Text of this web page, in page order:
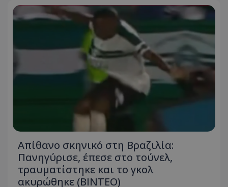
Απίθανο σκηνικό στη Βραζιλία:
Πανηγύρισε, έπεσε στο τούνελ,
τραυματίστηκε και το γκολ
ακυρώθηκε (BINTEO)